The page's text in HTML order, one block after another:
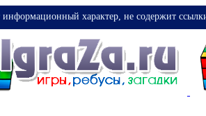
характер, не содержит